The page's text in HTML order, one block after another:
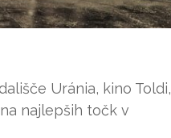
Uránia, kino Toldi,
najlepših točk v